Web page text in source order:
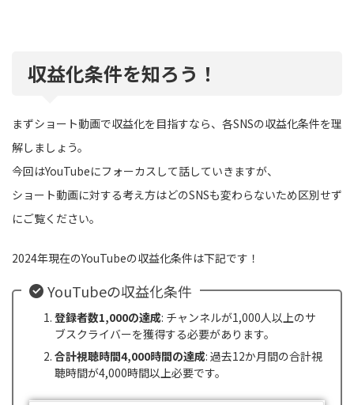
収益化条件を知ろう！
まずショート動画で収益化を目指すなら、各SNSの収益化条件を理
解しましょう。
今回はYouTubeにフォーカスして話していきますが、
ショート動画に対する考え方はどのSNSも変わらないため区別せず
にご覧ください。
2024年現在のYouTubeの収益化条件は下記です！
YouTubeの収益化条件
登録者数1,000の達成: チャンネルが1,000人以上のサ
ブスクライバーを獲得する必要があります。
合計視聴時間4,000時間の達成: 過去12か月間の合計視
聴時間が4,000時間以上必要です。